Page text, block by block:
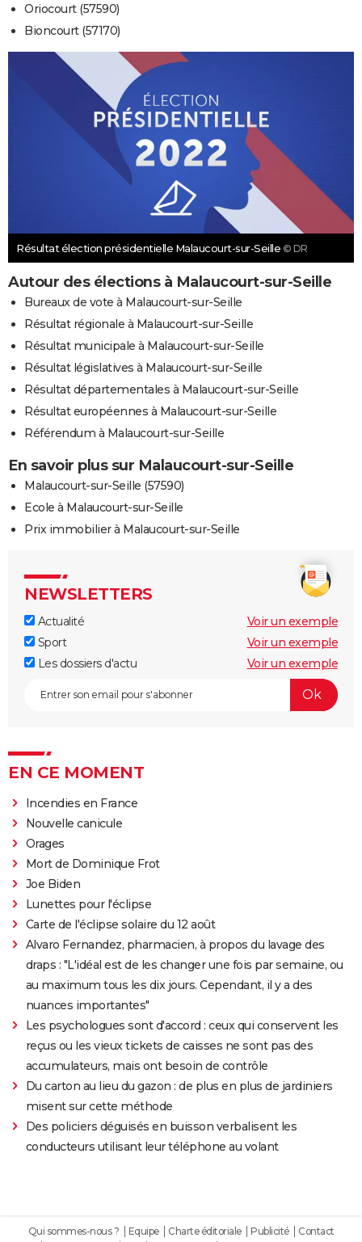
Oriocourt (57590)
Bioncourt (57170)
Résultat élection présidentielle Malaucourt-sur-Seille © DR
Autour des élections à Malaucourt-sur-Seille
Bureaux de vote à Malaucourt-sur-Seille
Résultat régionale à Malaucourt-sur-Seille
Résultat municipale à Malaucourt-sur-Seille
Résultat législatives à Malaucourt-sur-Seille
Résultat départementales à Malaucourt-sur-Seille
Résultat européennes à Malaucourt-sur-Seille
Référendum à Malaucourt-sur-Seille
En savoir plus sur Malaucourt-sur-Seille
Malaucourt-sur-Seille (57590)
Ecole à Malaucourt-sur-Seille
Prix immobilier à Malaucourt-sur-Seille
NEWSLETTERS
Actualité
Voir un exemple
Sport
Voir un exemple
Les dossiers d'actu
Voir un exemple
EN CE MOMENT
Incendies en France
Nouvelle canicule
Orages
Mort de Dominique Frot
Joe Biden
Lunettes pour l'éclipse
Carte de l'éclipse solaire du 12 août
Alvaro Fernandez, pharmacien, à propos du lavage des
draps : "L'idéal est de les changer une fois par semaine, ou
au maximum tous les dix jours. Cependant, il y a des
nuances importantes"
Les psychologues sont d'accord : ceux qui conservent les
reçus ou les vieux tickets de caisses ne sont pas des
accumulateurs, mais ont besoin de contrôle
Du carton au lieu du gazon : de plus en plus de jardiniers
misent sur cette méthode
Des policiers déguisés en buisson verbalisent les
conducteurs utilisant leur téléphone au volant
Qui sommes-nous ? Equipe Charte éditoriale Publicité
Contact